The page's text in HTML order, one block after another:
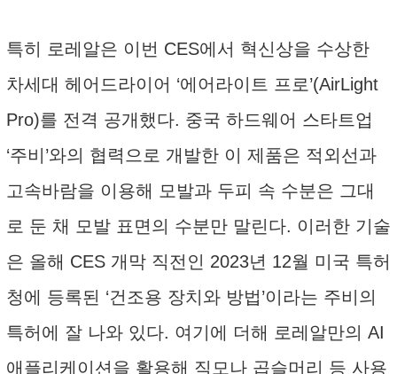
특히 로레알은 이번 CES에서 혁신상을 수상한
차세대 헤어드라이어 ‘에어라이트 프로’(AirLight
Pro)를 전격 공개했다. 중국 하드웨어 스타트업
‘주비’와의 협력으로 개발한 이 제품은 적외선과
고속바람을 이용해 모발과 두피 속 수분은 그대
로 둔 채 모발 표면의 수분만 말린다. 이러한 기술
은 올해 CES 개막 직전인 2023년 12월 미국 특허
청에 등록된 ‘건조용 장치와 방법’이라는 주비의
특허에 잘 나와 있다. 여기에 더해 로레알만의 AI
애플리케이션을 활용해 직모나 곱슬머리 등 사용